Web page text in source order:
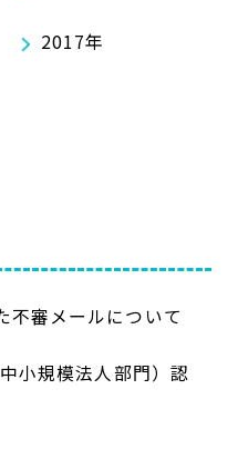
2017年
不審メールについて
小規模法人部門）認